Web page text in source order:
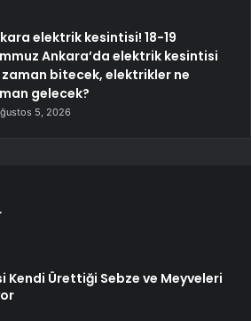
elektrik kesintisi! 18-19
Ankara’da elektrik kesintisi
zaman bitecek, elektrikler ne
gelecek?
5, 2026
Kendi Ürettiği Sebze ve Meyveleri